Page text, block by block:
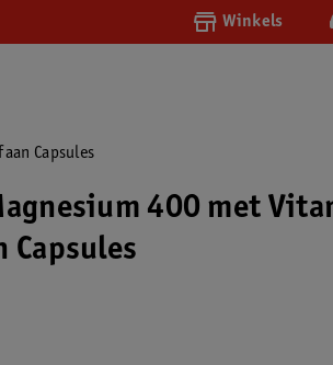
Winkels
Capsules
400 met
Capsules